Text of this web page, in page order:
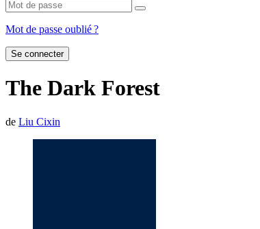
Mot de passe oublié ?
Se connecter
The Dark Forest
de Liu Cixin